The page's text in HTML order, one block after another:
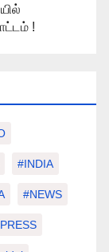
!
#INDIA
#NEWS